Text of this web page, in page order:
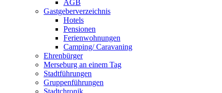
AGB
Gastgeberverzeichnis
Hotels
Pensionen
Ferienwohnungen
Camping/ Caravaning
Ehrenbürger
Merseburg an einem Tag
Stadtführungen
Gruppenführungen
Stadtchronik